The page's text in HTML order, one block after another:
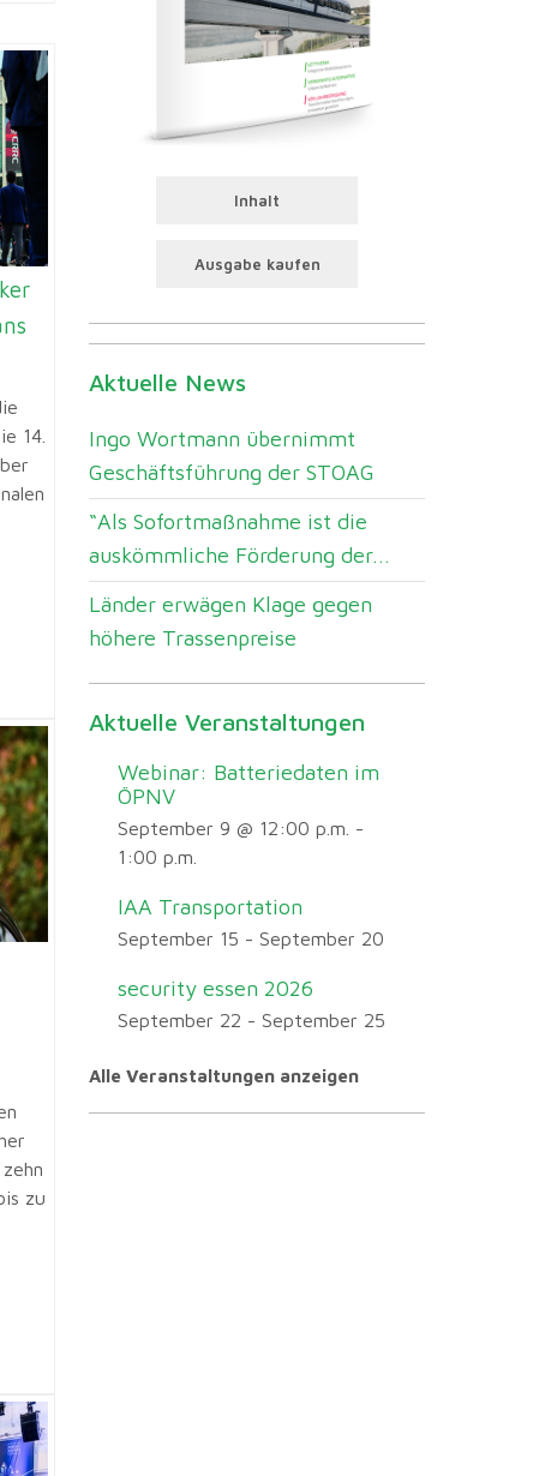
14.
zu
Inhalt
Ausgabe kaufen
Aktuelle News
Ingo Wortmann übernimmt
Geschäftsführung der STOAG
“Als Sofortmaßnahme ist die
auskömmliche Förderung der...
Länder erwägen Klage gegen
höhere Trassenpreise
Aktuelle Veranstaltungen
Webinar: Batteriedaten im
ÖPNV
September 9 @ 12:00 p.m. -
1:00 p.m.
IAA Transportation
September 15 - September 20
security essen 2026
September 22 - September 25
Alle Veranstaltungen anzeigen